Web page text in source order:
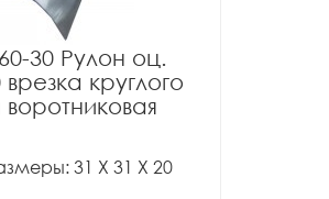
30 Рулон оц.
круглого
воротниковая
31 X 31 X 20